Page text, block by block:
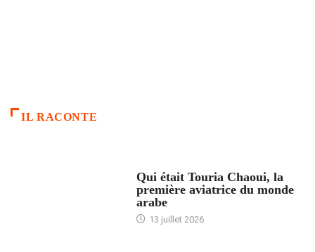
IL RACONTE
Qui était Touria Chaoui, la
première aviatrice du monde
arabe
13 juillet 2026